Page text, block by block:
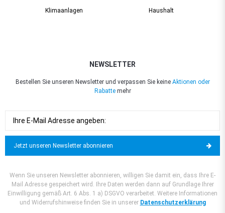
Klimaanlagen Haushalt
NEWSLETTER
Bestellen Sie unseren Newsletter und verpassen Sie keine Aktionen oder
Rabattemehr
Jetzt unseren Newsletter abonnieren
Wenn Sie unseren Newsletter abonnieren, willigen Sie damit ein, dass Ihre E-
Mail Adresse gespeichert wird. Ihre Daten werden dann auf Grundlage Ihrer
Einwilligung gemäß Art. 6 Abs. 1 a) DSGVO verarbeitet. Weitere Informationen
und Widerrufshinweise finden Sie in unserer Datenschutzerklärung